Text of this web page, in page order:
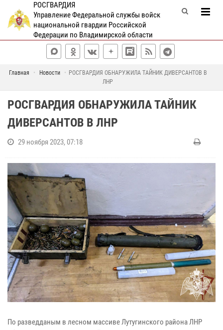
РОСГВАРДИЯ
Управление Федеральной службы войск
национальной гвардии Российской
Федерации по Владимирской области
Главная Новости
РОСГВАРДИЯ ОБНАРУЖИЛА ТАЙНИК ДИВЕРСАНТОВ В
ЛНР
РОСГВАРДИЯ ОБНАРУЖИЛА ТАЙНИК
ДИВЕРСАНТОВ В ЛНР
29 ноября 2023, 07:18
По разведданым в лесном массиве Лутугинского района ЛНР